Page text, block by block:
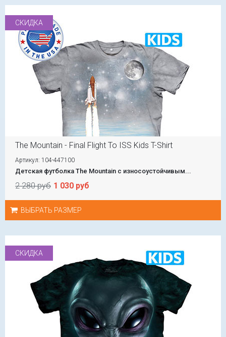
СКИДКА
The Mountain - Final Flight To ISS Kids T-Shirt
Артикул: 104-447100
Детская футболка The Mountain с износоустойчивым...
2 280 руб 1 030 руб
ВЫБРАТЬ РАЗМЕР
СКИДКА